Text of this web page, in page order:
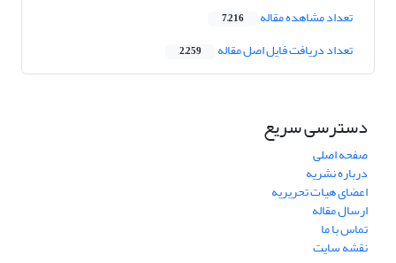
تعداد مشاهده مقاله 7,216
تعداد دریافت فایل اصل مقاله 2,259
دسترسی سریع
صفحه اصلی
درباره نشریه
اعضای هیات تحریریه
ارسال مقاله
تماس با ما
نقشه سایت